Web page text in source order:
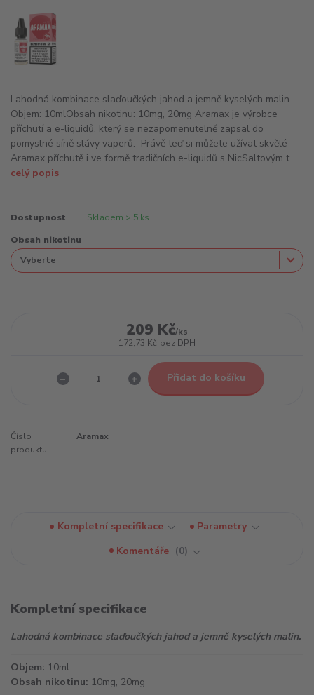
Lahodná kombinace slaďoučkých jahod a jemně kyselých malin.
Objem: 10mlObsah nikotinu: 10mg, 20mg Aramax je výrobce
příchutí a e-liquidů, který se nezapomenutelně zapsal do
pomyslné síně slávy vaperů. Právě teď si můžete užívat skvělé
Aramax příchutě i ve formě tradičních e-liquidů s NicSaltovým t...
celý popis
Dostupnost Skladem > 5 ks
Obsah nikotinu
209 Kč/ks
172,73 Kč bez DPH
Přidat do košíku
Číslo
produktu:
Aramax
Kompletní specifikace
Parametry
Komentáře
0
Kompletní specifikace
Lahodná kombinace slaďoučkých jahod a jemně kyselých malin.
Objem: 10ml
Obsah nikotinu: 10mg, 20mg